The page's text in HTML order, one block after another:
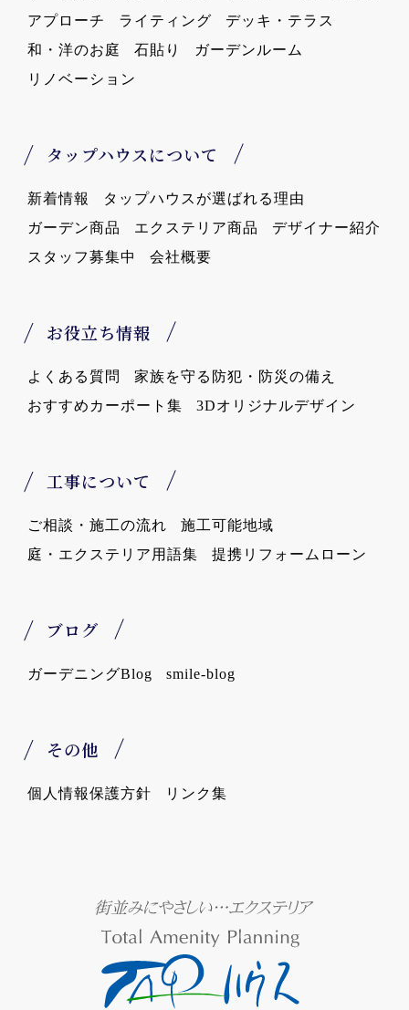
アプローチ
ライティング
デッキ・テラス
和・洋のお庭
石貼り
ガーデンルーム
リノベーション
タップハウスについて
新着情報
タップハウスが選ばれる理由
ガーデン商品
エクステリア商品
デザイナー紹介
スタッフ募集中
会社概要
お役立ち情報
よくある質問
家族を守る防犯・防災の備え
おすすめカーポート集
3Dオリジナルデザイン
工事について
ご相談・施工の流れ
施工可能地域
庭・エクステリア用語集
提携リフォームローン
ブログ
ガーデニングBlog smile-blog
その他
個人情報保護方針 リンク集